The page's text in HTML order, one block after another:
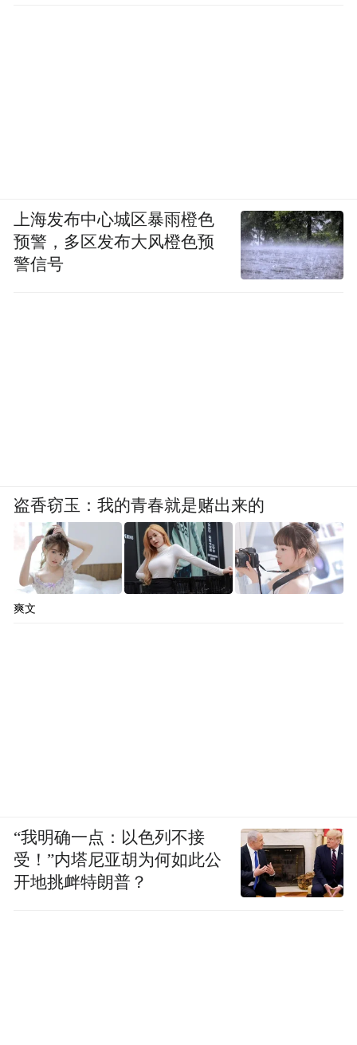
上海发布中心城区暴雨橙色
预警，多区发布大风橙色预
警信号
盗香窃玉：我的青春就是赌出来的
爽文
“我明确一点：以色列不接
受！”内塔尼亚胡为何如此公
开地挑衅特朗普？